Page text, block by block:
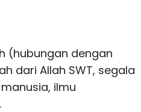
(hubungan dengan
dari Allah SWT, segala
ilmu